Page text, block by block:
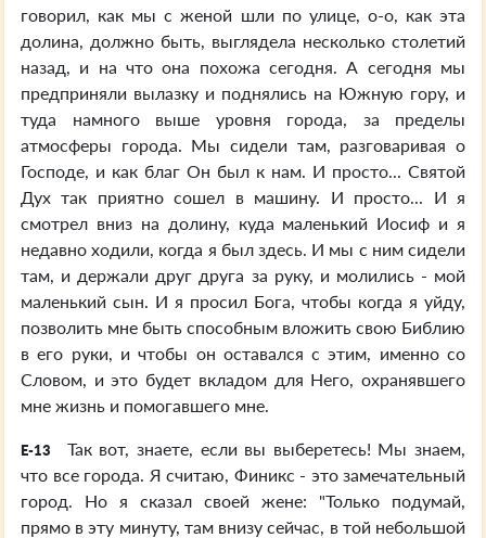
говорил, как мы с женой шли по улице, о-о, как эта
долина, должно быть, выглядела несколько столетий
назад, и на что она похожа сегодня. А сегодня мы
предприняли вылазку и поднялись на Южную гору, и
туда намного выше уровня города, за пределы
атмосферы города. Мы сидели там, разговаривая о
Господе, и как благ Он был к нам. И просто... Святой
Дух так приятно сошел в машину. И просто... И я
смотрел вниз на долину, куда маленький Иосиф и я
недавно ходили, когда я был здесь. И мы с ним сидели
там, и держали друг друга за руку, и молились - мой
маленький сын. И я просил Бога, чтобы когда я уйду,
позволить мне быть способным вложить свою Библию
в его руки, и чтобы он оставался с этим, именно со
Словом, и это будет вкладом для Него, охранявшего
мне жизнь и помогавшего мне.
E-13
Так вот, знаете, если вы выберетесь! Мы знаем,
что все города. Я считаю, Финикс - это замечательный
город. Но я сказал своей жене: "Только подумай,
прямо в эту минуту, там внизу сейчас, в той небольшой